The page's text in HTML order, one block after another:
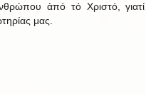
ἀπό τό Χριστό, γιατί
μας.